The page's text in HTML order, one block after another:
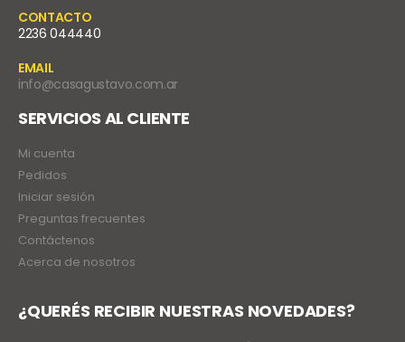
CONTACTO
2236 044440
EMAIL
info@casagustavo.com.ar
SERVICIOS AL CLIENTE
Mi cuenta
Pedidos
Iniciar sesión
Preguntas frecuentes
Contáctenos
Acerca de nosotros
¿QUERÉS RECIBIR NUESTRAS NOVEDADES?